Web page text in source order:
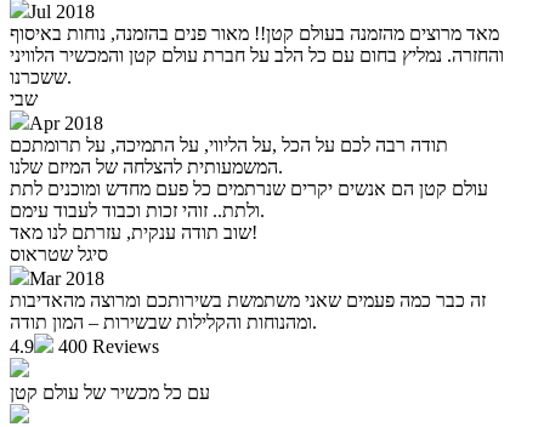
Jul 2018
מאד מרוצים מהזמנה בעולם קטן!! מאור פנים בהזמנה, נוחות באיסוף
והחזרה. נמליץ בחום עם כל הלב על חברת עולם קטן והמכשיר הלוויני
ששכרנו.
שבי
Apr 2018
תודה רבה לכם על הכל ,על הליווי, על התמיכה, על תרומתכם
המשמעותית להצלחה של המיזם שלנו.
עולם קטן הם אנשים יקרים שנרתמים כל פעם מחדש ומוכנים לתת
ולתת.. זוהי זכות וכבוד לעבוד עימם.
שוב תודה ענקית, עזרתם לנו מאד!
סיגל שטראוס
Mar 2018
זה כבר כמה פעמים שאני משתמשת בשירותכם ומרוצה מהאדיבות
ומהנוחות והקלילות שבשירות – המון תודה.
4.9
400 Reviews
עם כל מכשיר של עולם קטן